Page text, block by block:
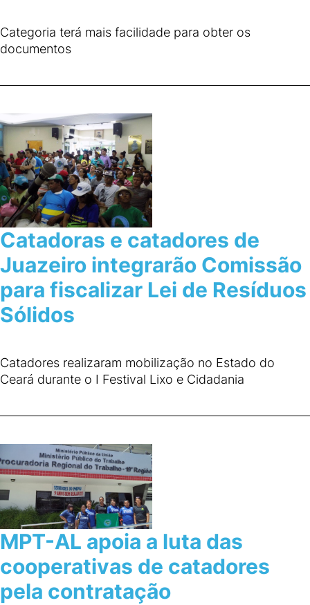
Categoria terá mais facilidade para obter os
documentos
Catadoras e catadores de
Juazeiro integrarão Comissão
para fiscalizar Lei de Resíduos
Sólidos
Catadores realizaram mobilização no Estado do
Ceará durante o I Festival Lixo e Cidadania
MPT-AL apoia a luta das
cooperativas de catadores
pela contratação